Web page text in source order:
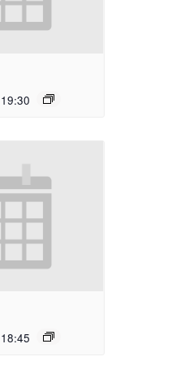
19:30
18:45